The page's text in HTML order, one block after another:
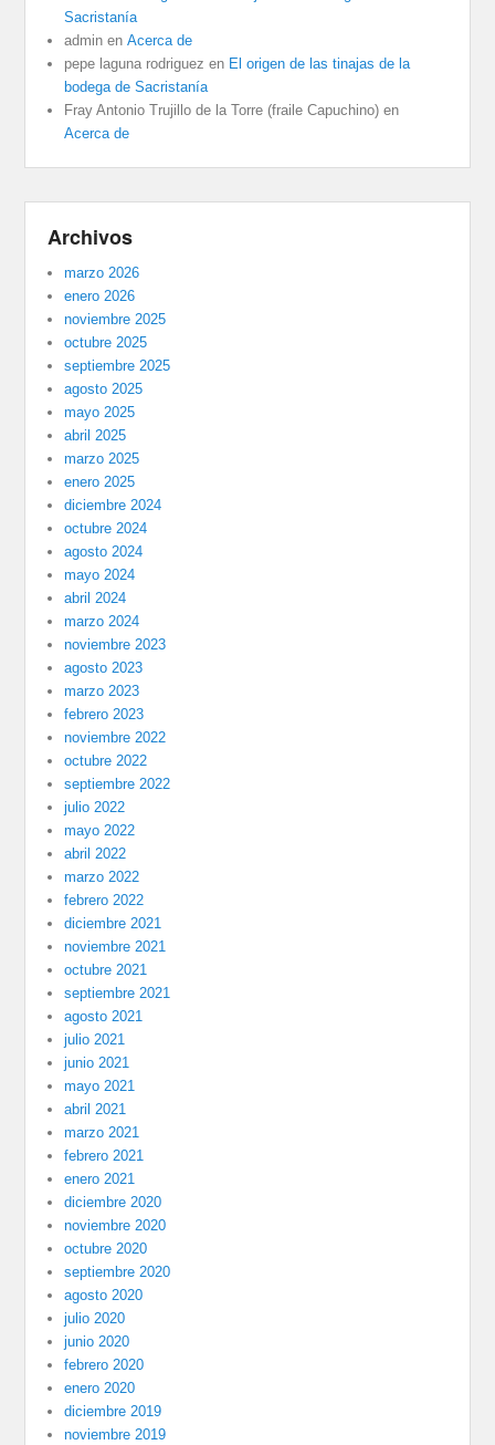
Sacristanía
admin enAcerca de
pepe laguna rodriguez en El origen de las tinajas de la
bodega de Sacristanía
Fray Antonio Trujillo de la Torre (fraile Capuchino) en
Acerca de
Archivos
marzo 2026
enero 2026
noviembre 2025
octubre 2025
septiembre 2025
agosto 2025
mayo 2025
abril 2025
marzo 2025
enero 2025
diciembre 2024
octubre 2024
agosto 2024
mayo 2024
abril 2024
marzo 2024
noviembre 2023
agosto 2023
marzo 2023
febrero 2023
noviembre 2022
octubre 2022
septiembre 2022
julio 2022
mayo 2022
abril 2022
marzo 2022
febrero 2022
diciembre 2021
noviembre 2021
octubre 2021
septiembre 2021
agosto 2021
julio 2021
junio 2021
mayo 2021
abril 2021
marzo 2021
febrero 2021
enero 2021
diciembre 2020
noviembre 2020
octubre 2020
septiembre 2020
agosto 2020
julio 2020
junio 2020
febrero 2020
enero 2020
diciembre 2019
noviembre 2019